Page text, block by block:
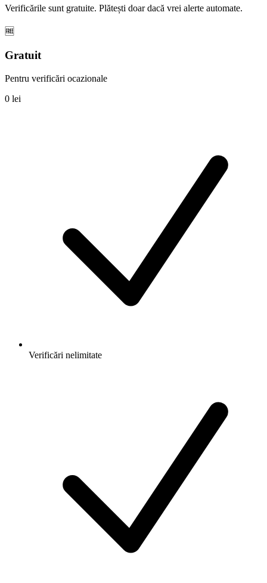
Verificările sunt gratuite. Plătești doar dacă vrei alerte automate.
🆓
Gratuit
Pentru verificări ocazionale
0 lei
Verificări nelimitate